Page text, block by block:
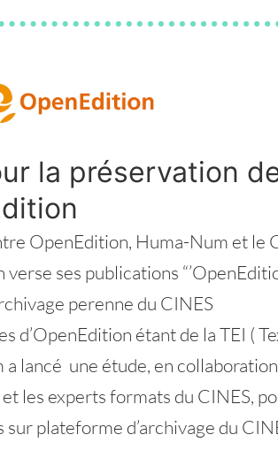
la préservation
OpenEdition, Huma-Num et le
ses publications
perenne du CINES
d’OpenEdition étant de la TEI (
lancé une étude, en
les experts formats du CINES,
plateforme d’archivage du